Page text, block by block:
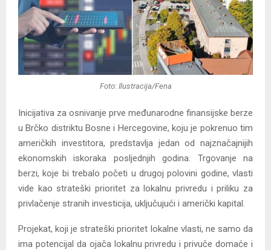
Foto: Ilustracija/Fena
Inicijativa za osnivanje prve međunarodne finansijske berze
u Brčko distriktu Bosne i Hercegovine, koju je pokrenuo tim
američkih investitora, predstavlja jedan od najznačajnijih
ekonomskih iskoraka posljednjih godina. Trgovanje na
berzi, koje bi trebalo početi u drugoj polovini godine, vlasti
vide kao strateški prioritet za lokalnu privredu i priliku za
privlačenje stranih investicija, uključujući i američki kapital.
Projekat, koji je strateški prioritet lokalne vlasti, ne samo da
ima potencijal da ojača lokalnu privredu i privuče domaće i